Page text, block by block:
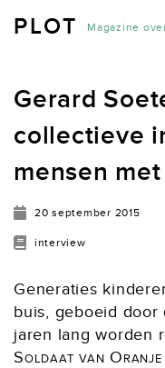
PLOT Magazine
Gerard
collectieve
mensen
20 september 2015
interview
Generaties
buis, geboeid door
jaren lang worden
Soldaat van Oranje